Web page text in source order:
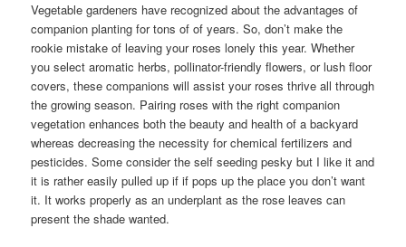
Vegetable gardeners have recognized about the advantages of
companion planting for tons of of years. So, don’t make the
rookie mistake of leaving your roses lonely this year. Whether
you select aromatic herbs, pollinator-friendly flowers, or lush floor
covers, these companions will assist your roses thrive all through
the growing season. Pairing roses with the right companion
vegetation enhances both the beauty and health of a backyard
whereas decreasing the necessity for chemical fertilizers and
pesticides. Some consider the self seeding pesky but I like it and
it is rather easily pulled up if if pops up the place you don’t want
it. It works properly as an underplant as the rose leaves can
present the shade wanted.